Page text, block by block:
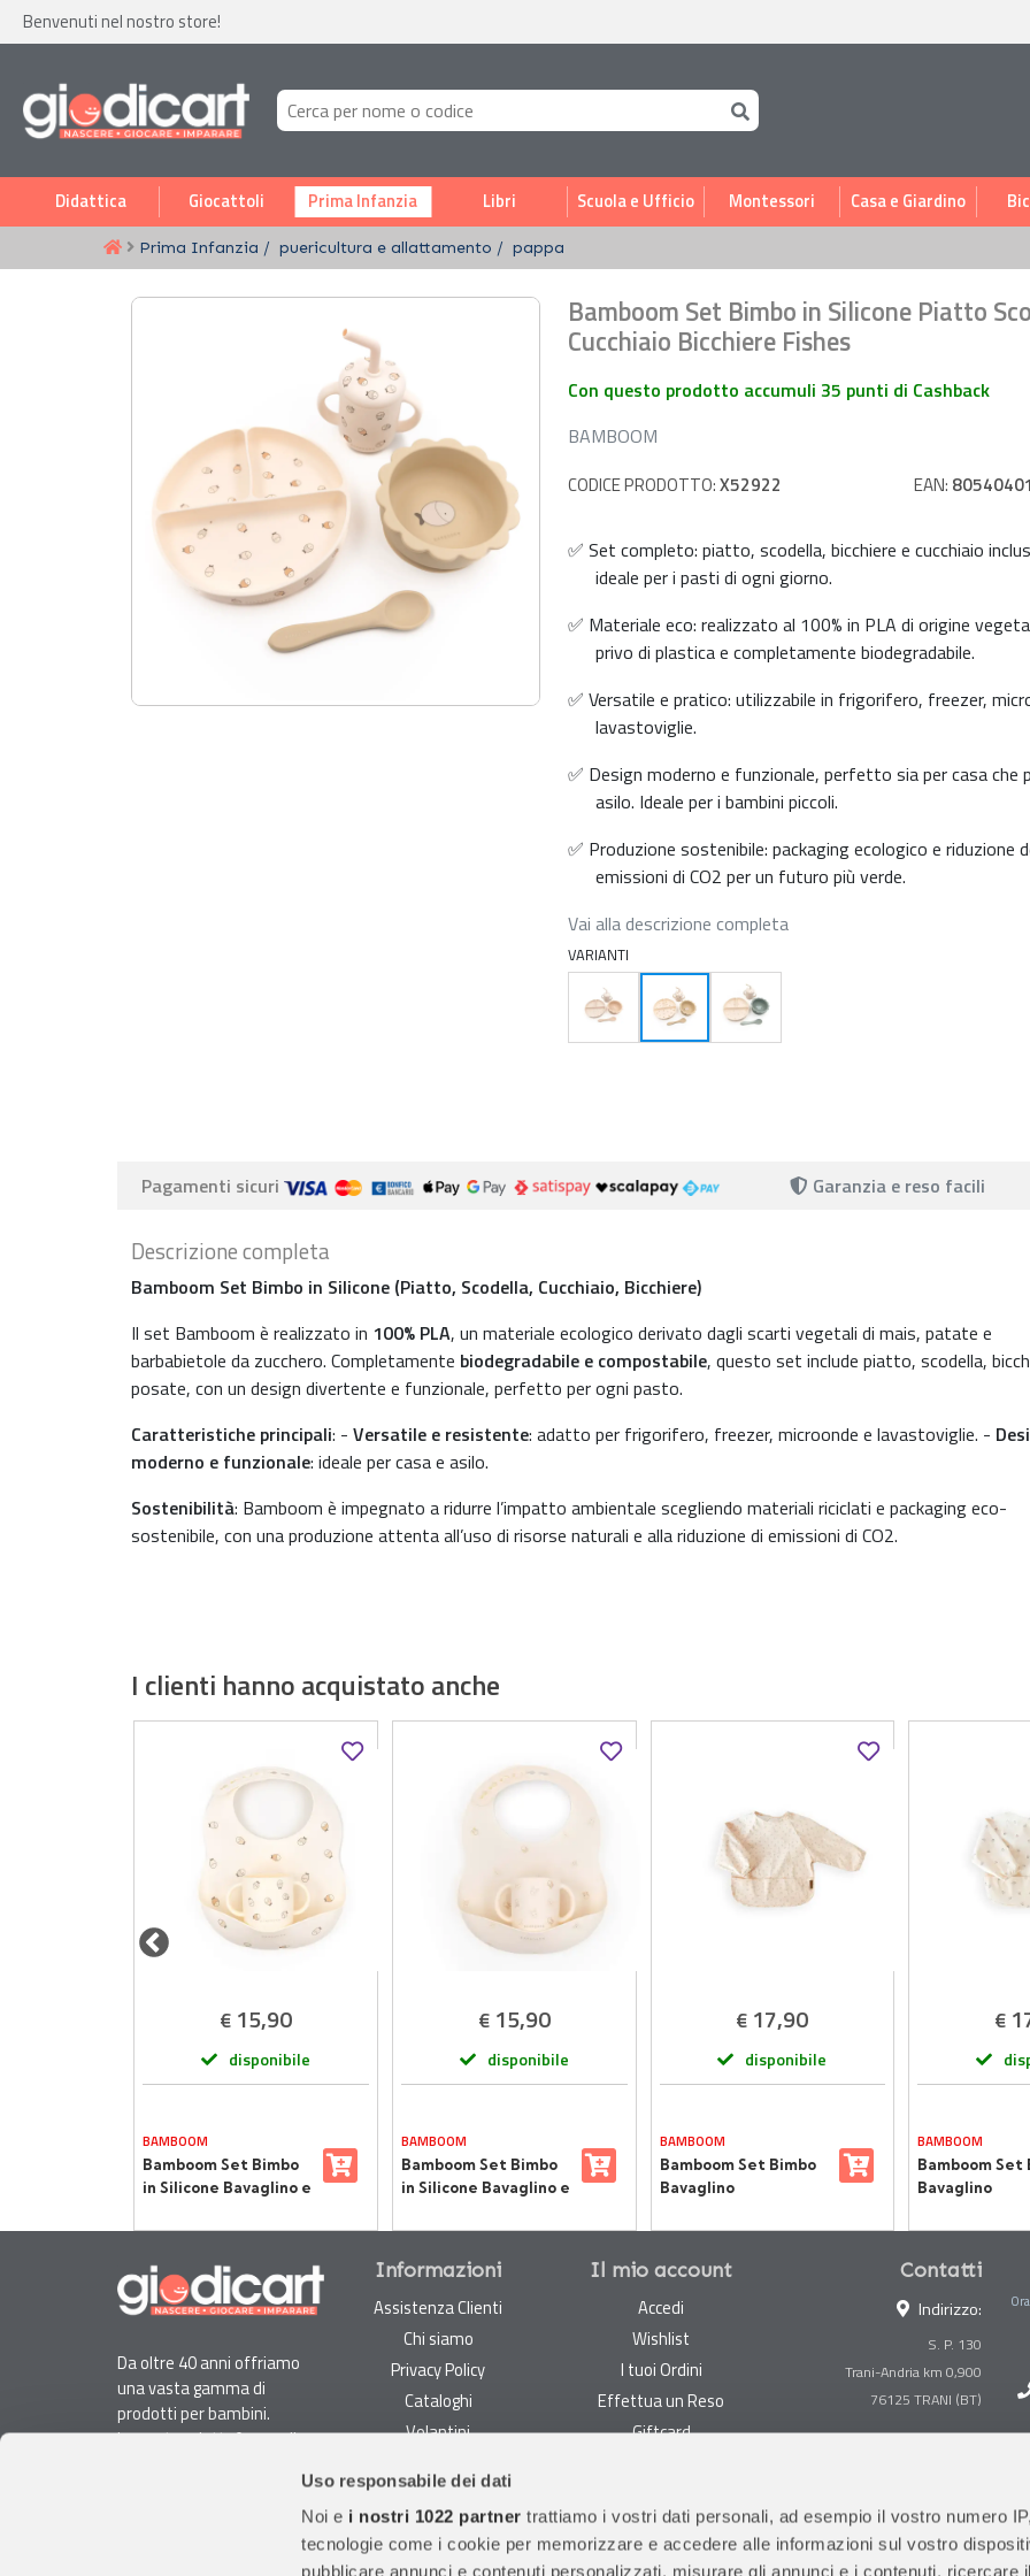
Uso responsabile dei dati
Noi e i nostri 1022 partner trattiamo i vostri dati personali, ad esempio il vostro numero
tecnologie come i cookie per memorizzare e accedere alle informazioni sul vostro
pubblicare annunci e contenuti personalizzati, misurare gli annunci e i contenuti, ricercare
Benvenuti nel nostro store!
Didattica Giocattoli Prima Infanzia Libri Scuola e Ufficio Montessori Casa e Giardino
Prima Infanzia puericultura e allattamento pappa
Bamboom Set Bimbo in Silicone Piatto
Cucchiaio Bicchiere Fishes
Con questo prodotto accumuli 35 punti di Cashback
BAMBOOM
CODICE PRODOTTO:X52922 EAN:
✅ Set completo: piatto, scodella, bicchiere e cucchiaio
ideale per i pasti di ogni giorno.
✅ Materiale eco: realizzato al 100% in PLA di origine
privo di plastica e completamente biodegradabile.
✅ Versatile e pratico: utilizzabile in frigorifero, freezer,
lavastoviglie.
✅ Design moderno e funzionale, perfetto sia per casa che
asilo. Ideale per i bambini piccoli.
✅ Produzione sostenibile: packaging ecologico e riduzione
emissioni di CO2 per un futuro più verde.
Vai alla descrizione completa
VARIANTI
Pagamenti sicuri Garanzia e reso facili
Descrizione completa
Bamboom Set Bimbo in Silicone (Piatto, Scodella, Cucchiaio, Bicchiere)
Il set Bamboom è realizzato in 100% PLA, un materiale ecologico derivato dagli scarti vegetali di mais, patate e
barbabietole da zucchero. Completamente biodegradabile e compostabile, questo set include piatto, scodella,
posate, con un design divertente e funzionale, perfetto per ogni pasto.
Caratteristiche principali: - Versatile e resistente: adatto per frigorifero, freezer, microonde e lavastoviglie. -
moderno e funzionale: ideale per casa e asilo.
Sostenibilità: Bamboom è impegnato a ridurre l’impatto ambientale scegliendo materiali riciclati e packaging eco-
sostenibile, con una produzione attenta all’uso di risorse naturali e alla riduzione di emissioni di CO2.
I clienti hanno acquistato anche
€ 15,90
disponibile
BAMBOOM
Bamboom Set Bimbo
in Silicone Bavaglino e
€ 15,90
disponibile
BAMBOOM
Bamboom Set Bimbo
in Silicone Bavaglino e
€ 17,90
disponibile
BAMBOOM
Bamboom Set Bimbo
Bavaglino
Maniche Tulips
€
BAMBOOM
Bamboom Set
Bavaglino
Maniche
Da oltre 40 anni offriamo
una vasta gamma di
prodotti per bambini.
La nostra piattaforma di
ricerca di giocattoli, articoli
per l'infanzia, cancelleria e
Informazioni
Assistenza Clienti
Chi siamo
Privacy Policy
Cataloghi
Volantini
DURC e Tracciabilità
Rilevazione Misure
Radiatori
Il mio account
Accedi
Wishlist
I tuoi Ordini
Effettua un Reso
Giftcard
Garanzie
Condizioni di vendita
Contatti
Indirizzo:
S. P. 130
Trani-Andria km 0,900
Prima Infanzia: 0883
494858